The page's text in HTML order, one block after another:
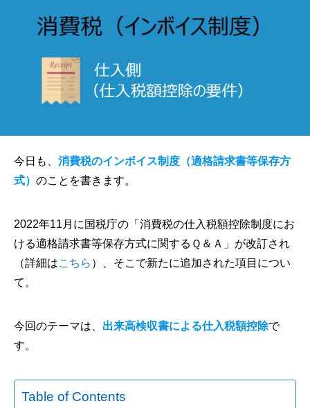
今日も、 消費税のインボイス制度（適格請求書等保存方
式） のことを書きます。
2022年11月に国税庁の「消費税の仕入税額控除制度にお
ける適格請求書等保存方式に関するＱ＆Ａ」が改訂され
（詳細はこちら ）、そこで新たに追加された項目につい
て。
今回のテーマは、 出来高検収書による仕入税額控除で
す。
Table of Contents